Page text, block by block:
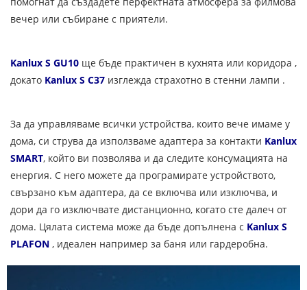
вечер или събиране с приятели.
Kanlux S GU10 ще бъде практичен в кухнята или коридора ,
докато Kanlux S C37 изглежда страхотно в стенни лампи .
За да управляваме всички устройства, които вече имаме у
дома, си струва да използваме адаптера за контакти Kanlux
SMART, който ви позволява и да следите консумацията на
енергия. С него можете да програмирате устройството,
свързано към адаптера, да се включва или изключва, и
дори да го изключвате дистанционно, когато сте далеч от
дома. Цялата система може да бъде допълнена с Kanlux S
PLAFON , идеален например за баня или гардеробна.